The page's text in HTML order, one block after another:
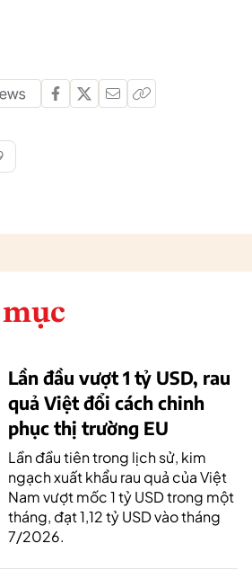
Lần đầu vượt 1 tỷ USD, rau
quả Việt đổi cách chinh
phục thị trường EU
Lần đầu tiên trong lịch sử, kim
ngạch xuất khẩu rau quả của Việt
Nam vượt mốc 1 tỷ USD trong một
tháng, đạt 1,12 tỷ USD vào tháng
7/2026.